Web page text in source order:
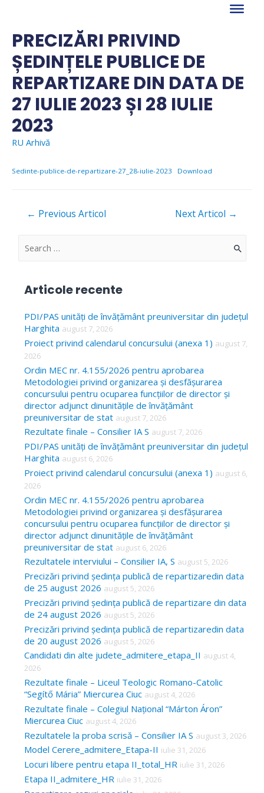
content
PRECIZĂRI PRIVIND
ȘEDINȚELE PUBLICE DE
REPARTIZARE DIN DATA DE
27 IULIE 2023 ȘI 28 IULIE
2023
RU Arhivă
Sedinte-publice-de-repartizare-27_28-iulie-2023 Download
Navigare
← Previous Articol Next Articol →
S
c
h
f
o
r
Articole recente
PDI/PAS unități de învățământ preuniversitar din județul
Harghita august 7, 2026
Proiect privind calendarul concursului (anexa 1) august 7,
2026
Ordin MEC nr. 4.155/2026 pentru aprobarea
Metodologiei privind organizarea și desfășurarea
concursului pentru ocuparea funcțiilor de director și
director adjunct dinunitățile de învățământ
preuniversitar de stat august 7, 2026
Rezultate finale – Consilier IA S august 7, 2026
PDI/PAS unități de învățământ preuniversitar din județul
Harghita august 6, 2026
Proiect privind calendarul concursului (anexa 1) august 6,
2026
Ordin MEC nr. 4.155/2026 pentru aprobarea
Metodologiei privind organizarea și desfășurarea
concursului pentru ocuparea funcțiilor de director și
director adjunct dinunitățile de învățământ
preuniversitar de stat august 6, 2026
Rezultatele interviului – Consilier IA, S august 5, 2026
Precizări privind ședința publică de repartizaredin data
de 25 august 2026 august 5, 2026
Precizări privind ședința publică de repartizare din data
de 24 august 2026 august 5, 2026
Precizări privind ședința publică de repartizaredin data
de 20 august 2026 august 5, 2026
Candidati din alte judete_admitere_etapa_II august 4,
2026
Rezultate finale – Liceul Teologic Romano-Catolic
“Segítő Mária” Miercurea Ciuc august 4, 2026
Rezultate finale – Colegiul Național “Márton Áron”
Miercurea Ciuc august 4, 2026
Rezultatele la proba scrisă – Consilier IA S august 3, 2026
Model Cerere_admitere_Etapa-II iulie 31, 2026
Locuri libere pentru etapa II_total_HR iulie 31, 2026
Etapa II_admitere_HR iulie 31, 2026